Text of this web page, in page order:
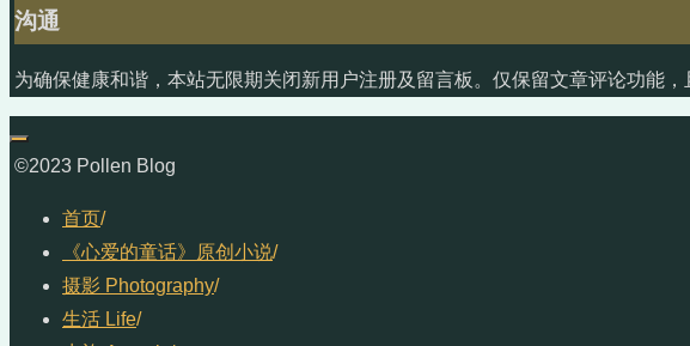
沟通
为确保健康和谐，本站无限期关闭新用户注册及留言板。仅保留文章评论功能
©2023 Pollen Blog
首页/
《心爱的童话》原创小说/
摄影 Photography/
生活 Life/